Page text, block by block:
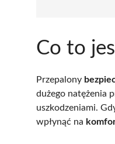
Co to
Przepalony
dużego natężenia
uszkodzeniami.
wpłynąć na